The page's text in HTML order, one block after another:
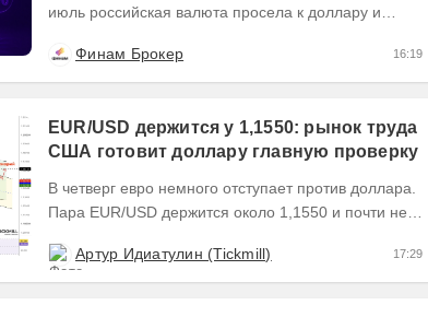
июль российская валюта просела к доллару и
на...Финам Брокер 16:19
EUR/USD держится у 1,1550: рынок труда
США готовит доллару главную проверку
В четверг евро немного отступает против доллара.
Пара EUR/USD держится около 1,1550 и почти не
Артур Идиатулин (Tickmill)
17:29